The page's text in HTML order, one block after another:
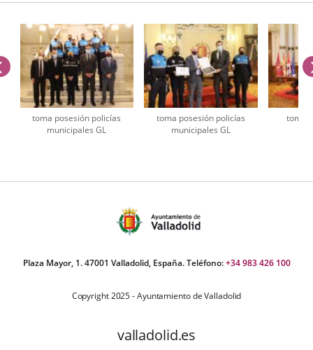
toma posesión policías
municipales GL
toma posesión policías
municipales GL
toma
anterior
Plaza Mayor, 1. 47001 Valladolid, España. Teléfono:+34 983 426 100
Copyright 2025 - Ayuntamiento de Valladolid
valladolid.es